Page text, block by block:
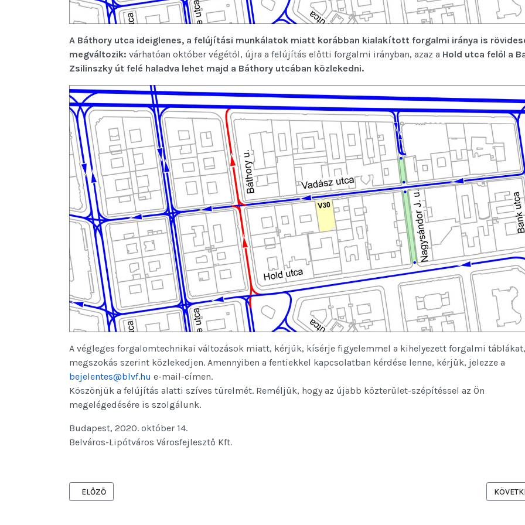
A Báthory utca ideiglenes, a felújítási munkálatok miatt korábban kialakított forgalmi iránya is
megváltozik: várhatóan október végétől, újra a felújítás előtti forgalmi irányban, azaz a Hold utca felől a
Zsilinszky út felé haladva lehet majd a Báthory utcában közlekedni.
A végleges forgalomtechnikai változások miatt, kérjük, kísérje figyelemmel a kihelyezett forgalmi
megszokás szerint közlekedjen. Amennyiben a fentiekkel kapcsolatban kérdése lenne, kérjük, jelezze a
bejelentes@blvf.hu e-mail-címen.
Köszönjük a felújítás alatti szíves türelmét. Reméljük, hogy az újabb közterület-szépítéssel az Ön
megelégedésére is szolgálunk.
Budapest, 2020. október 14.
Belváros-Lipótváros Városfejlesztő Kft.
ELŐZŐ CIKK: TÁJÉKOZTATÓ A BÁSTYA UTCAI KÖZPARK KIALAKÍTÁSI TERVÉRŐL
ELŐZŐ